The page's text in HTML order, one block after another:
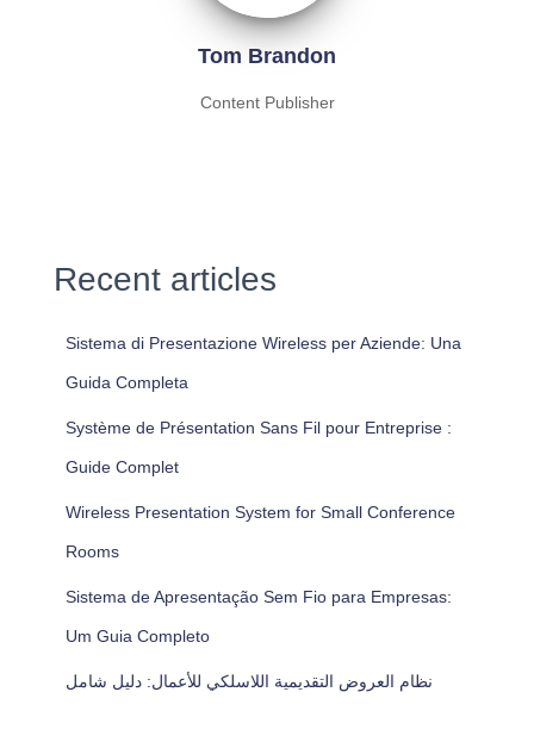
Tom Brandon
Content Publisher
Recent articles
Sistema di Presentazione Wireless per Aziende: Una
Guida Completa
Système de Présentation Sans Fil pour Entreprise :
Guide Complet
Wireless Presentation System for Small Conference
Rooms
Sistema de Apresentação Sem Fio para Empresas:
Um Guia Completo
نظام العروض التقديمية اللاسلكي للأعمال: دليل شامل